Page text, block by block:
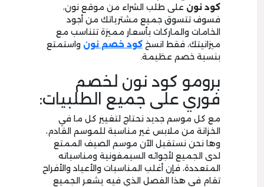
كود نون على طلب الشراء من موقع نون،
فسوف تتسوق جميع مشترياتك من أجود
الخامات والماركات بأسعار مميزة تتناسب مع
ميزانيتك، فقط انسخ كود خصم نون واستمتع
بنسبة خصم عظيمة.
برومو كود نون لخصم
فوري على جميع الطلبيات:
مع كل موسم جديد نحتاج لتغيير كل ما في
الخزانة من ملابس غير مناسبة للموسم القادم،
وها نحن نستقبل الآن موسم الصيف الممتع
لدى الجميع لأجوائه السيمفونية ومناسباته
المتعددة، فإن أغلب المناسبات والأعياد والأفراح
تقام في هذا الفصل الذي فيه يشعر الجميع